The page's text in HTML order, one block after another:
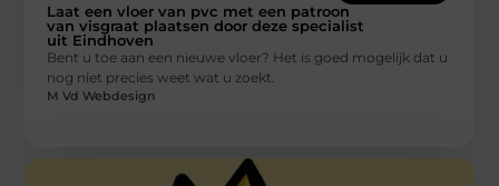
Laat een vloer van pvc met een patroon
van visgraat plaatsen door deze specialist
uit Eindhoven
Bent u toe aan een nieuwe vloer? Het is goed mogelijk dat u
nog niet precies weet wat u zoekt.
M Vd Webdesign